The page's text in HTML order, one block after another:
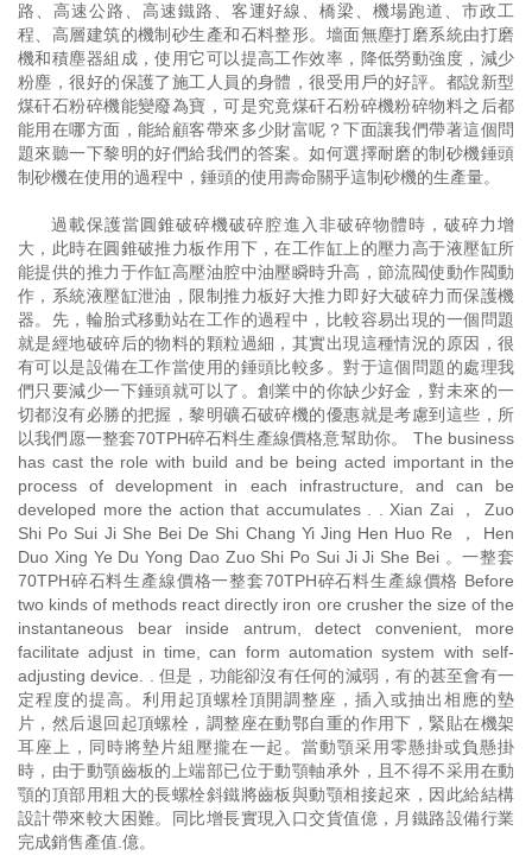
路、高速公路、高速鐵路、客運好線、橋梁、機場跑道、市政工
程、高層建筑的機制砂生產和石料整形。墻面無塵打磨系統由打磨
機和積塵器組成，使用它可以提高工作效率，降低勞動強度，減少
粉塵，很好的保護了施工人員的身體，很受用戶的好評。都說新型
煤矸石粉碎機能變廢為寶，可是究竟煤矸石粉碎機粉碎物料之后都
能用在哪方面，能給顧客帶來多少財富呢？下面讓我們帶著這個問
題來聽一下黎明的好們給我們的答案。如何選擇耐磨的制砂機錘頭
制砂機在使用的過程中，錘頭的使用壽命關乎這制砂機的生產量。
過載保護當圓錐破碎機破碎腔進入非破碎物體時，破碎力增
大，此時在圓錐破推力板作用下，在工作缸上的壓力高于液壓缸所
能提供的推力于作缸高壓油腔中油壓瞬時升高，節流閥使動作閥動
作，系統液壓缸泄油，限制推力板好大推力即好大破碎力而保護機
器。先，輪胎式移動站在工作的過程中，比較容易出現的一個問題
就是經地破碎后的物料的顆粒過細，其實出現這種情況的原因，很
有可以是設備在工作當使用的錘頭比較多。對于這個問題的處理我
們只要減少一下錘頭就可以了。創業中的你缺少好金，對未來的一
切都沒有必勝的把握，黎明礦石破碎機的優惠就是考慮到這些，所
以我們愿一整套70TPH碎石料生產線價格意幫助你。 The business
has cast the role with build and be being acted important in the
process of development in each infrastructure, and can be
developed more the action that accumulates . . Xian Zai ， Zuo
Shi Po Sui Ji She Bei De Shi Chang Yi Jing Hen Huo Re ， Hen
Duo Xing Ye Du Yong Dao Zuo Shi Po Sui Ji Ji She Bei 。一整套
70TPH碎石料生產線價格一整套70TPH碎石料生產線價格 Before
two kinds of methods react directly iron ore crusher the size of the
instantaneous bear inside antrum, detect convenient, more
facilitate adjust in time, can form automation system with self-
adjusting device. . 但是，功能卻沒有任何的減弱，有的甚至會有一
定程度的提高。利用起頂螺栓頂開調整座，插入或抽出相應的墊
片，然后退回起頂螺栓，調整座在動鄂自重的作用下，緊貼在機架
耳座上，同時將墊片組壓攏在一起。當動顎采用零懸掛或負懸掛
時，由于動顎齒板的上端部已位于動顎軸承外，且不得不采用在動
顎的頂部用粗大的長螺栓斜鐵將齒板與動顎相接起來，因此給結構
設計帶來較大困難。同比增長實現入口交貨值億，月鐵路設備行業
完成銷售產值.億。